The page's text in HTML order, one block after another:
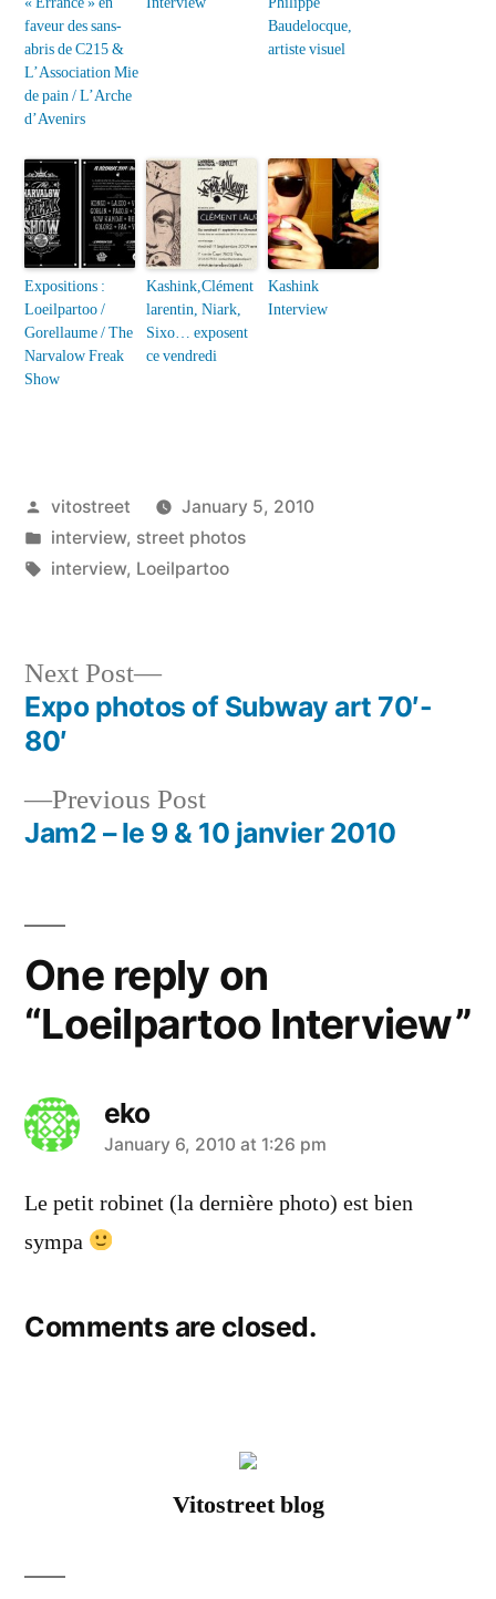
faveur des sans-
abris de C215 &
L’Association Mie
de pain / L’Arche
d’Avenirs
Baudelocque,
artiste visuel
Expositions :
Loeilpartoo /
Gorellaume / The
Narvalow Freak
Show
Kashink,Clément
larentin, Niark,
Sixo… exposent
ce vendredi
Kashink
Interview
Posted
by
vitostreet
January 5, 2010
Posted
in
interview, street photos
Tags:
interview, Loeilpartoo
Post
navigation
Previous PostPrevious
post:
Jam2 – le 9 & 10 janvier 2010
Next Post
Next
post:
Expo photos of Subway art 70′-
80′
One reply on
“Loeilpartoo Interview”
eko
says:
January 6, 2010 at 1:26 pm
Le petit robinet (la dernière photo) est bien
sympa
Comments are closed.
Vitostreet blog